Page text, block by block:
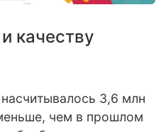
качеству
3,6 млн
чем в прошлом